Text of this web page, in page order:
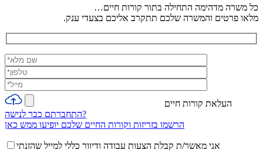
כל משרה מדהימה התחילה בתור קורות חיים…
מלאו פרטים והמשרה שלכם תתקרב אליכם בצעדי ענק.
העלאת קורות חיים
התחברתם כבר לנישה?
הרשמו בזריזות וקורות החיים שלכם יופיעו ממש כאן
אני מאשר/ת קבלת הצעות עבודה ודיוור כללי למייל שהזנתי